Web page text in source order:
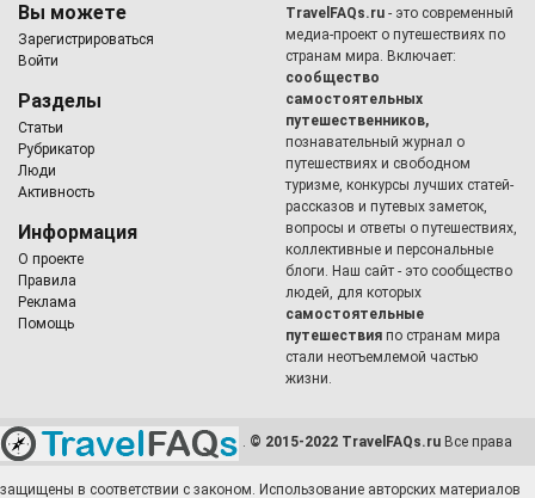
Вы можете
Зарегистрироваться
Войти
Разделы
Статьи
Рубрикатор
Люди
Активность
Информация
О проекте
Правила
Реклама
Помощь
TravelFAQs.ru - это современный
медиа-проект о путешествиях по
странам мира. Включает:
сообщество
самостоятельных
путешественников,
познавательный журнал о
путешествиях и свободном
туризме, конкурсы лучших статей-
рассказов и путевых заметок,
вопросы и ответы о путешествиях,
коллективные и персональные
блоги. Наш сайт - это сообщество
людей, для которых
самостоятельные
путешествия по странам мира
стали неотъемлемой частью
жизни.
. © 2015-2022 TravelFAQs.ru Все права
защищены в соответствии с законом. Использование авторских материалов